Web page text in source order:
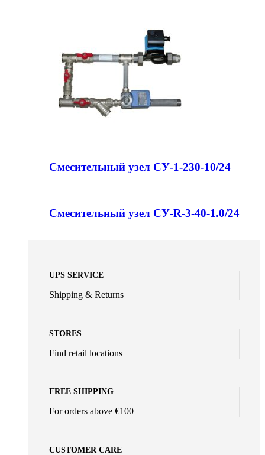
Смесительный узел СУ-1-230-10/24
Смесительный узел СУ-R-3-40-1.0/24
UPS SERVICE
Shipping & Returns
STORES
Find retail locations
FREE SHIPPING
For orders above €100
CUSTOMER CARE